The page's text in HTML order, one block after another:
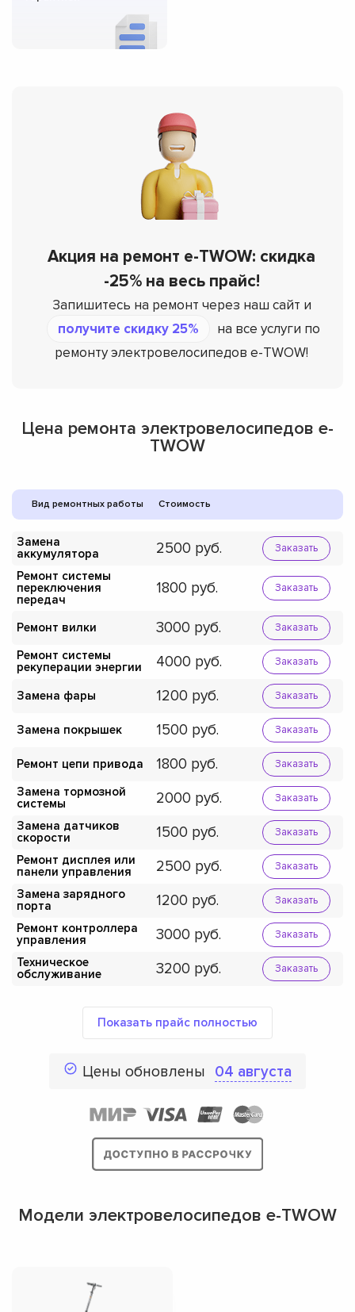
Акция на ремонт e-TWOW: скидка
-25% на весь прайс!
Запишитесь на ремонт через наш сайт и
получите скидку 25%
на все услуги по
ремонту электровелосипедов e-TWOW!
Цена ремонта электровелосипедов e-
TWOW
Вид ремонтных работы Стоимость
Замена
аккумулятора
2500 Заказать
Ремонт системы
переключения
передач
1800 Заказать
Ремонт вилки 3000 Заказать
Ремонт системы
рекуперации энергии
4000 Заказать
Замена фары 1200 Заказать
Замена покрышек 1500 Заказать
Ремонт цепи привода 1800 Заказать
Замена тормозной
системы
2000 Заказать
Замена датчиков
скорости
1500 Заказать
Ремонт дисплея или
панели управления
2500 Заказать
Замена зарядного
порта
1200 Заказать
Ремонт контроллера
управления
3000 Заказать
Техническое
обслуживание
3200 Заказать
Показать прайс полностью
Цены обновлены 04 августа
Модели электровелосипедов e-TWOW